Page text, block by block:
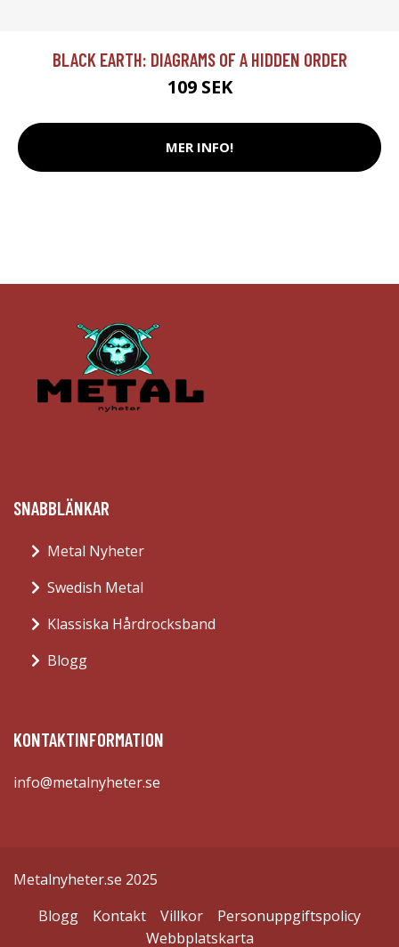
BLACK EARTH: DIAGRAMS OF A HIDDEN ORDER
109 SEK
MER INFO!
SNABBLÄNKAR
Metal Nyheter
Swedish Metal
Klassiska Hårdrocksband
Blogg
KONTAKTINFORMATION
info@metalnyheter.se
Metalnyheter.se 2025
Blogg
Kontakt Villkor
Personuppgiftspolicy
Webbplatskarta